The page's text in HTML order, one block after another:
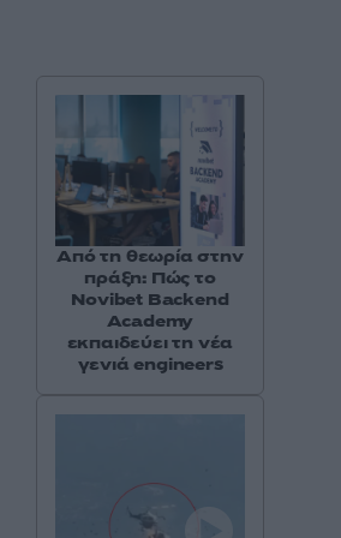
Από τη θεωρία στην
πράξη: Πώς το
Novibet Backend
Academy
εκπαιδεύει τη νέα
γενιά engineers